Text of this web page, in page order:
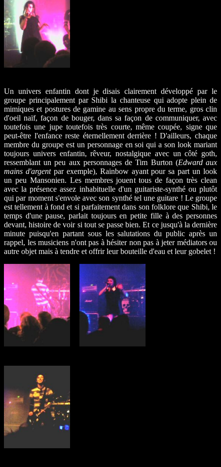
Un univers enfantin dont je disais clairement développé par le
groupe principalement par Shibi la chanteuse qui adopte plein de
mimiques et postures de gamine au sens propre du terme, gros clin
d'oeil naïf, façon de bouger, dans sa façon de communiquer, avec
toutefois une jupe toutefois très courte, même coupée, signe que
peut-être l'enfance reste éternellement derrière ! D'ailleurs, chaque
membre du groupe est un personnage en soi qui a son look mariant
toujours univers enfantin, rêveur, nostalgique avec un côté goth,
ressemblant un peu aux personnages de Tim Burton (Edward aux
mains d'argentpar exemple), Rainbow ayant pour sa part un look
un peu Mansonien. Les membres jouent tous de façon très clean
avec la présence assez inhabituelle d'un guitariste-synthé ou plutôt
qui par moment s'envole avec son synthé tel une guitare ! Le groupe
est tellement à fond et si parfaitement dans son folklore que Shibi, le
temps d'une pause, parlait toujours en petite fille à des personnes
devant, histoire de voir si tout se passe bien. Et ce jusqu'à la dernière
minute puisqu'en partant sous les salutations du public après un
rappel, les musiciens n'ont pas à hésiter non pas à jeter médiators ou
autre objet mais à tendre et offrir leur bouteille d'eau et leur gobelet !